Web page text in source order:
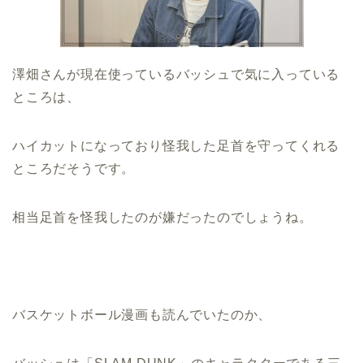
澤畑さんが現在使っているバッシュで気に入っている
ところは、
ハイカットになっており怪我した足首を守ってくれる
ところだそうです。
相当足首を怪我したのが嫌だったのでしょうね。
バスケットボール漫画も読んでいたのか、